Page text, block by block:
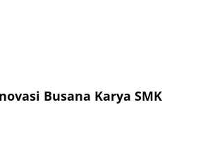
Busana Karya SMK